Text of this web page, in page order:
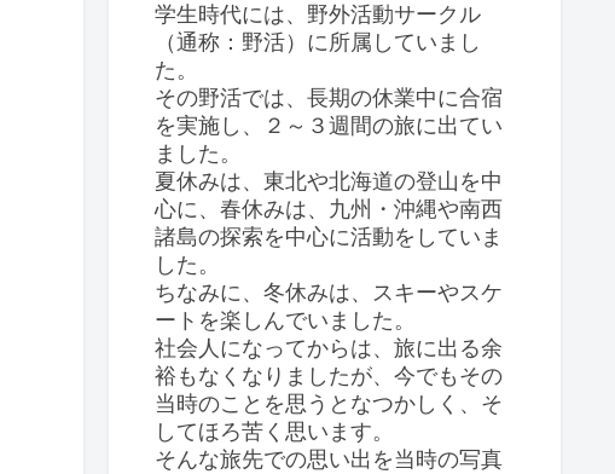
学生時代には、野外活動サークル
（通称：野活）に所属していまし
た。
その野活では、長期の休業中に合宿
を実施し、２～３週間の旅に出てい
ました。
夏休みは、東北や北海道の登山を中
心に、春休みは、九州・沖縄や南西
諸島の探索を中心に活動をしていま
した。
ちなみに、冬休みは、スキーやスケ
ートを楽しんでいました。
社会人になってからは、旅に出る余
裕もなくなりましたが、今でもその
当時のことを思うとなつかしく、そ
してほろ苦く思います。
そんな旅先での思い出を当時の写真